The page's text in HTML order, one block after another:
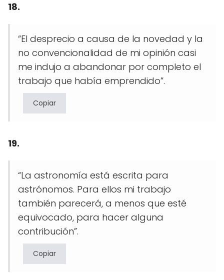
18.
“El desprecio a causa de la novedad y la
no convencionalidad de mi opinión casi
me indujo a abandonar por completo el
trabajo que había emprendido”.
Copiar
19.
“La astronomía está escrita para
astrónomos. Para ellos mi trabajo
también parecerá, a menos que esté
equivocado, para hacer alguna
contribución”.
Copiar